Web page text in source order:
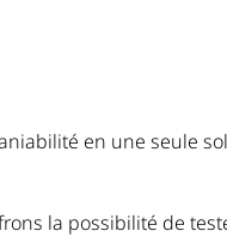
en une seule
la possibilité de